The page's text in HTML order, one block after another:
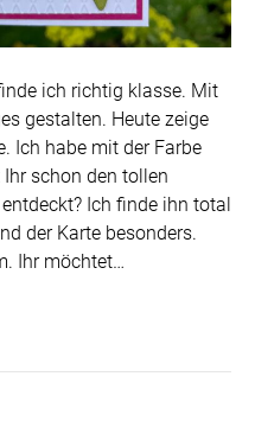
ich richtig klasse. Mit
gestalten. Heute zeige
Ich habe mit der Farbe
schon den tollen
Ich finde ihn total
der Karte besonders.
Ihr möchtet…